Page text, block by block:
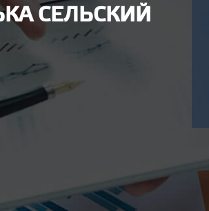
СЕЛЬСКИЙ